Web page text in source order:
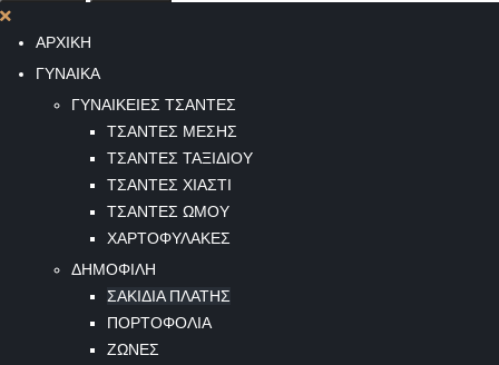
ΑΡΧΙΚΗ
ΓΥΝΑΙΚΑ
ΓΥΝΑΙΚΕΙΕΣ ΤΣΑΝΤΕΣ
ΤΣΑΝΤΕΣ ΜΕΣΗΣ
ΤΣΑΝΤΕΣ ΤΑΞΙΔΙΟΥ
ΤΣΑΝΤΕΣ ΧΙΑΣΤΙ
ΤΣΑΝΤΕΣ ΩΜΟΥ
ΧΑΡΤΟΦΥΛΑΚΕΣ
ΔΗΜΟΦΙΛΗ
ΣΑΚΙΔΙΑ ΠΛΑΤΗΣ
ΠΟΡΤΟΦΟΛΙΑ
ΖΩΝΕΣ